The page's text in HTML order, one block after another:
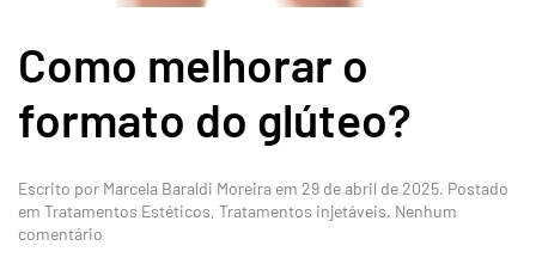
Como melhorar o
formato do glúteo?
Escrito por Marcela Baraldi Moreira em 29 de abril de 2025. Postado
em Tratamentos Estéticos, Tratamentos injetáveis. Nenhum
comentário